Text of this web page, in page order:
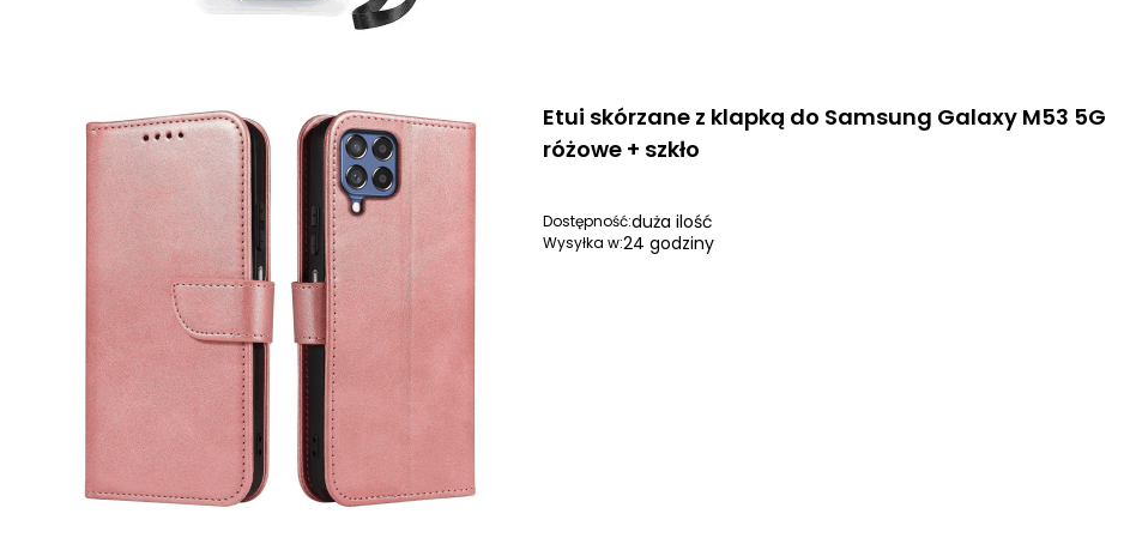
Etui skórzane z klapką do Samsung Galaxy M53 5G
różowe + szkło
Dostępność:duża ilość
Wysyłka w:24 godziny